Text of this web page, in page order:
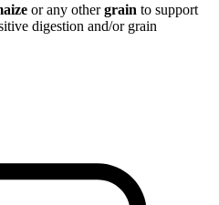
or any othergrain to support
digestion and/or grain